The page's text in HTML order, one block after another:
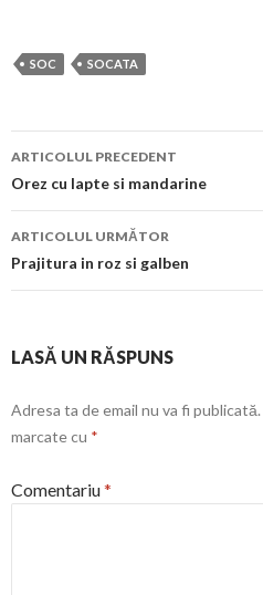
SOC SOCATA
Navigare
în
articol
ARTICOLUL PRECEDENT
Orez cu lapte si mandarine
ARTICOLUL URMĂTOR
Prajitura in roz si galben
LASĂ UN RĂSPUNS
Adresa ta de email nu va fi publicată.
marcate cu *
Comentariu*